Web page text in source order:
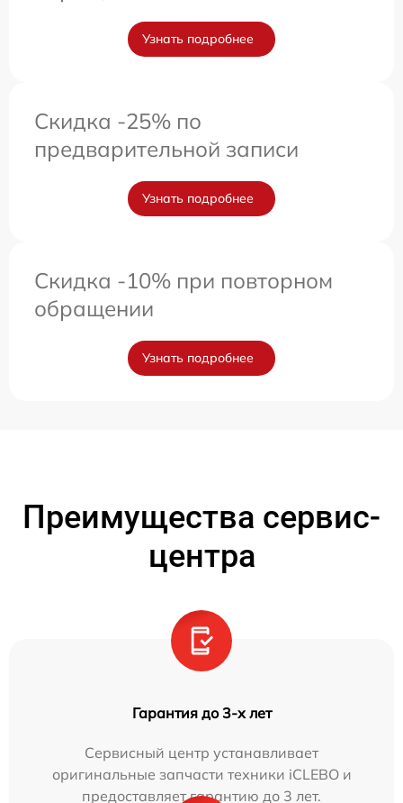
Узнать подробнее
Скидка -25% по
предварительной записи
Узнать подробнее
Скидка -10% при повторном
обращении
Узнать подробнее
Преимущества сервис-
центра
Гарантия до 3-х лет
Сервисный центр устанавливает
оригинальные запчасти техники iCLEBO и
предоставляет гарантию до 3 лет.